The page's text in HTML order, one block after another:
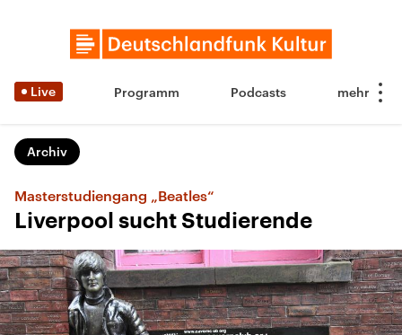
Live Programm Podcasts
Archiv
Masterstudiengang „Beatles“
Liverpool sucht Studierende